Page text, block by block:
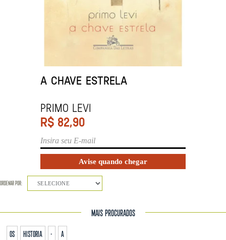
A CHAVE ESTRELA
PRIMO LEVI
R$ 82,90
ORDENAR POR: SELECIONE
MAIS PROCURADOS
os historia - a